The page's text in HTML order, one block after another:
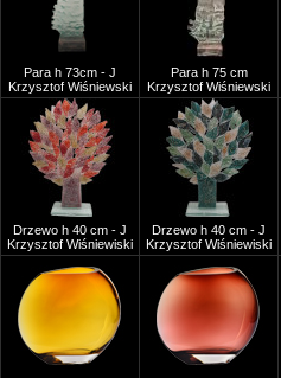
Para h 73cm - J
Krzysztof Wiśniewski
Para h 75 cm
Krzysztof Wiśniewski
Drzewo h 40 cm - J
Krzysztof Wiśniewiski
Drzewo h 40 cm - J
Krzysztof Wiśniewiski